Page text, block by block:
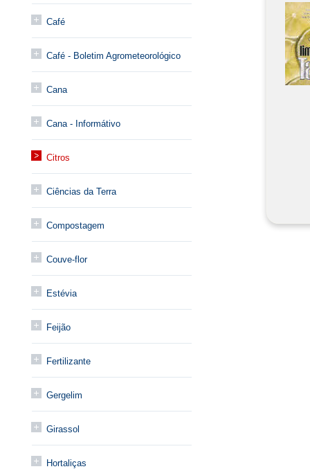
Café
Café - Boletim Agrometeorológico
Cana
Cana - Informátivo
Citros
Ciências da Terra
Compostagem
Couve-flor
Estévia
Feijão
Fertilizante
Gergelim
Girassol
Hortaliças